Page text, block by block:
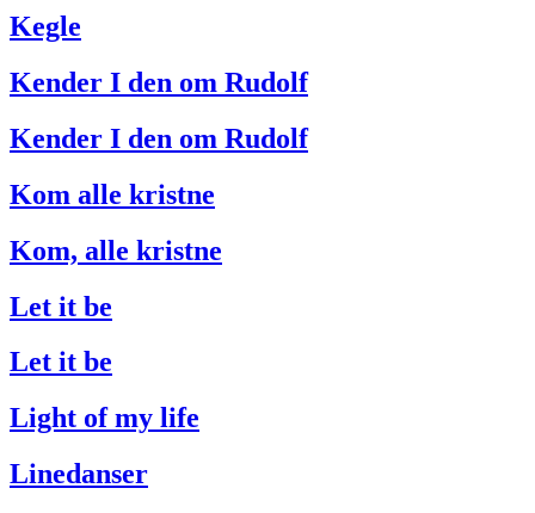
Kegle
Kender I den om Rudolf
Kender I den om Rudolf
Kom alle kristne
Kom, alle kristne
Let it be
Let it be
Light of my life
Linedanser